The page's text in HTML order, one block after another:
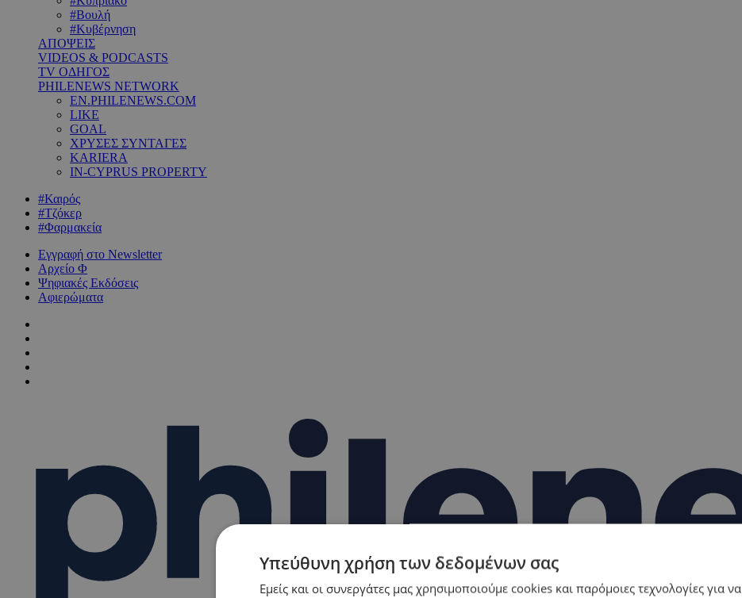
#Βουλή
#Κυβέρνηση
ΑΠΟΨΕΙΣ
VIDEOS & PODCASTS
TV ΟΔΗΓΟΣ
PHILENEWS NETWORK
EN.PHILENEWS.COM
LIKE
GOAL
ΧΡΥΣΕΣ ΣΥΝΤΑΓΕΣ
KARIERA
IN-CYPRUS PROPERTY
#Καιρός
#Τζόκερ
#Φαρμακεία
Εγγραφή στο Newsletter
Αρχείο Φ
Ψηφιακές Εκδόσεις
Αφιερώματα
Υπεύθυνη χρήση των δεδομένων σας
Εμείς και οι συνεργάτες μας χρησιμοποιούμε cookies και παρόμοιες τεχνολογίες για να